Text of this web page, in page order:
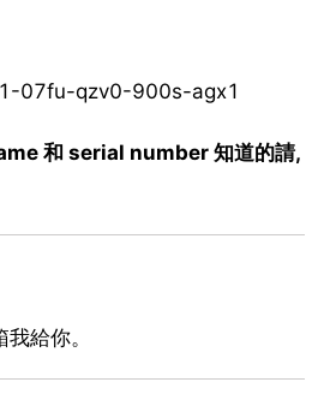
07fu-qzv0-900s-agx1
和 serial number 知道的請,
給你。